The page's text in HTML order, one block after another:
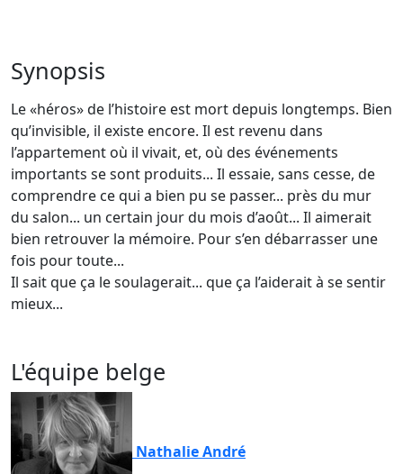
Synopsis
Le «héros» de l’histoire est mort depuis longtemps. Bien
qu’invisible, il existe encore. Il est revenu dans
l’appartement où il vivait, et, où des événements
importants se sont produits... Il essaie, sans cesse, de
comprendre ce qui a bien pu se passer... près du mur
du salon... un certain jour du mois d’août... Il aimerait
bien retrouver la mémoire. Pour s’en débarrasser une
fois pour toute...
Il sait que ça le soulagerait... que ça l’aiderait à se sentir
mieux...
L'équipe belge
Nathalie André